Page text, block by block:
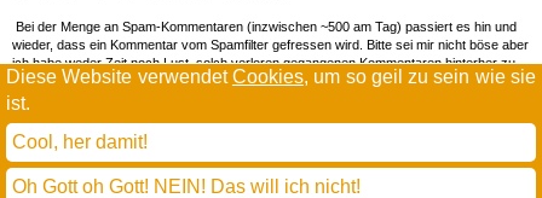
Diese Website verwendetCookies, um so geil zu sein wie sie
ist.
Cool, her damit!
Oh Gott oh Gott! NEIN! Das will ich nicht!
Bei der Menge an Spam-Kommentaren (inzwischen ~500 am Tag) passiert es hin und
wieder, dass ein Kommentar vom Spamfilter gefressen wird. Bitte sei mir nicht böse aber
ich habe weder Zeit noch Lust, solch verloren gegangenen Kommentaren hinterher zu
forschen. Wenn das öfters passiert, schreib' mir 'ne Mail damit ich dich whitelisten kann.
todamax rennt aufwordpress
(mit minimalen anpassungen in oberlängen und kerning)
* daMaxentgendert nach Hermes Phettberg